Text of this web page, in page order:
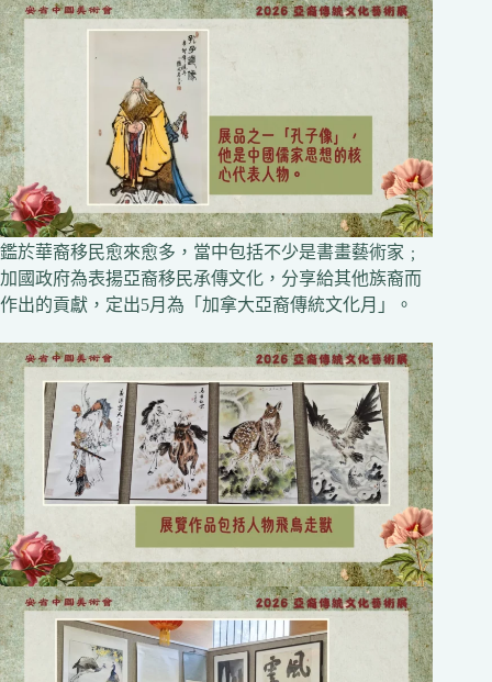
鑑於華裔移民愈來愈多，當中包括不少是書畫藝術家﹔
加國政府為表揚亞裔移民承傳文化，分享給其他族裔而
作出的貢獻，定出5月為「加拿大亞裔傳統文化月」。